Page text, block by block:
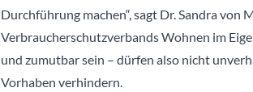
Durchführung machen“, sagt Dr. Sandra von
Verbraucherschutzverbands Wohnen im
und zumutbar sein – dürfen also nicht
Vorhaben verhindern.